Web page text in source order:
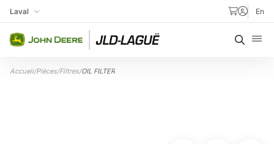
Aller au contenu
Ma succursale
Laval En
Accueil/Pièces/Filtres/OIL FILTER